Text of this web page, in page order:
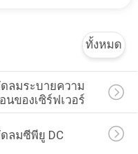
ถ่าน
ทั้งหมด
ลมระบายความ
นของเซิร์ฟเวอร์
ลมซีพียู DC